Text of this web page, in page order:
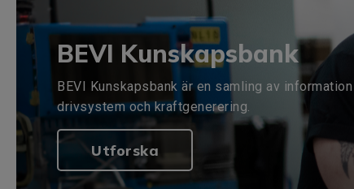
BEVI Kunskapsbank
BEVI Kunskapsbank är en samling av
drivsystem och kraftgenerering.
Utforska